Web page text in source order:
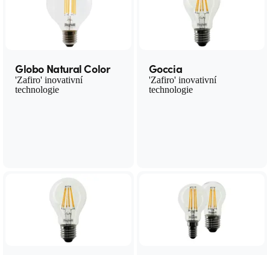
Globo Natural Color
'Zafiro' inovativní
technologie
Goccia
'Zafiro' inovativní
technologie